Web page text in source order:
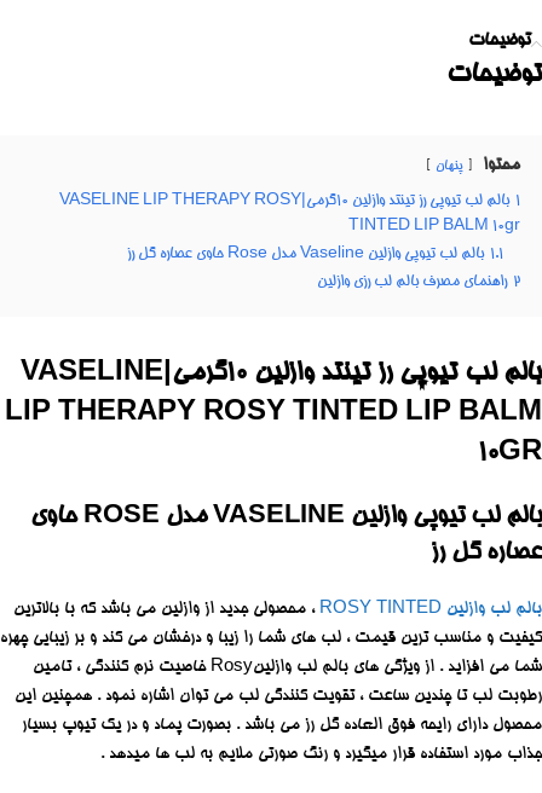
توضیحات
توضیحات
محتوا پنهان
1
بالم لب تیوپی رز تینتد وازلین ۱۰گرمی|VASELINE LIP THERAPY ROSY
TINTED LIP BALM 10gr
1.1 بالم لب تیوپی وازلین Vaseline مدل Rose حاوی عصاره گل رز
2 راهنمای مصرف بالم لب رزی وازلین
بالم لب تیوپی رز تینتد وازلین ۱۰گرمی|VASELINE
LIP THERAPY ROSY TINTED LIP BALM
10GR
بالم لب تیوپی وازلین VASELINE مدل ROSE حاوی
عصاره گل رز
بالم لب وازلین ROSY TINTED
، محصولی جدید از وازلین می باشد که با بالاترین
کیفیت و مناسب ترین قیمت ، لب های شما را زیبا و درخشان می کند و بر زیبایی چهره
شما می افزاید . از ویژگی های بالم لب وازلینRosy خاصیت نرم کنندگی ، تامین
رطوبت لب تا چندین ساعت ، تقویت کنندگی لب می توان اشاره نمود . همچنین این
محصول دارای رایحه فوق العاده گل رز می باشد . بصورت پماد و در یک تیوپ بسیار
جذاب مورد استفاده قرار میگیرد و رنگ صورتی ملایم به لب ها میدهد .